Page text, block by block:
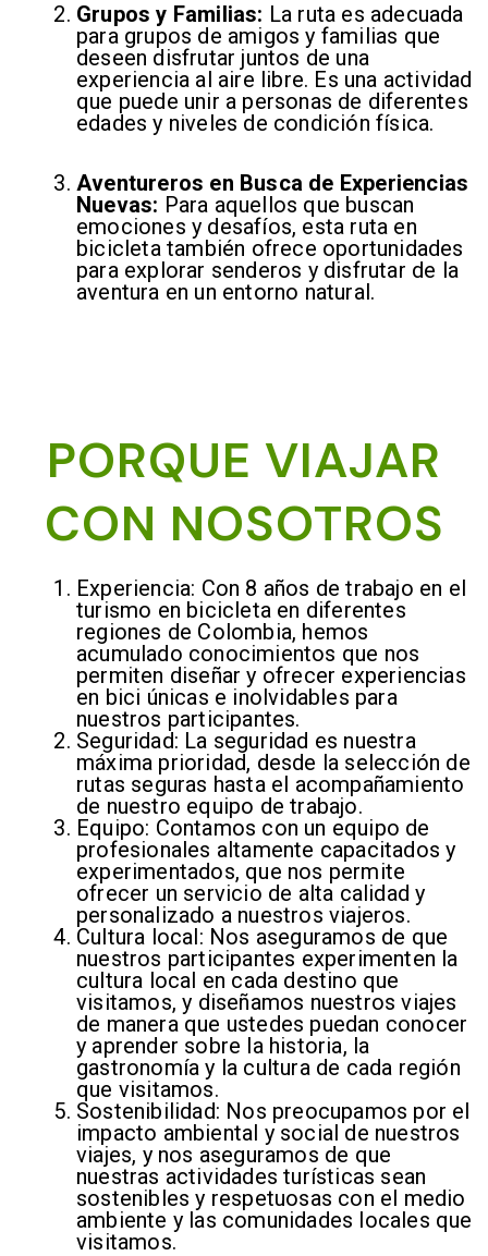
Grupos y Familias: La ruta es adecuada
para grupos de amigos y familias que
deseen disfrutar juntos de una
experiencia al aire libre. Es una actividad
que puede unir a personas de diferentes
edades y niveles de condición física.
Aventureros en Busca de Experiencias
Nuevas: Para aquellos que buscan
emociones y desafíos, esta ruta en
bicicleta también ofrece oportunidades
para explorar senderos y disfrutar de la
aventura en un entorno natural.
PORQUE VIAJAR
CON NOSOTROS
Experiencia: Con 8 años de trabajo en el
turismo en bicicleta en diferentes
regiones de Colombia, hemos
acumulado conocimientos que nos
permiten diseñar y ofrecer experiencias
en bici únicas e inolvidables para
nuestros participantes.
Seguridad: La seguridad es nuestra
máxima prioridad, desde la selección de
rutas seguras hasta el acompañamiento
de nuestro equipo de trabajo.
Equipo: Contamos con un equipo de
profesionales altamente capacitados y
experimentados, que nos permite
ofrecer un servicio de alta calidad y
personalizado a nuestros viajeros.
Cultura local: Nos aseguramos de que
nuestros participantes experimenten la
cultura local en cada destino que
visitamos, y diseñamos nuestros viajes
de manera que ustedes puedan conocer
y aprender sobre la historia, la
gastronomía y la cultura de cada región
que visitamos.
Sostenibilidad: Nos preocupamos por el
impacto ambiental y social de nuestros
viajes, y nos aseguramos de que
nuestras actividades turísticas sean
sostenibles y respetuosas con el medio
ambiente y las comunidades locales que
visitamos.